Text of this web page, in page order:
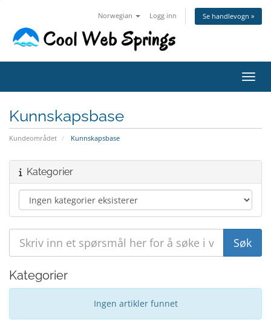
Norwegian Logg inn Se handlevogn »
Bytt
Kunnskapsbase
Kundeområdet Kunnskapsbase
Kategorier
Kategorier
Ingen artikler funnet